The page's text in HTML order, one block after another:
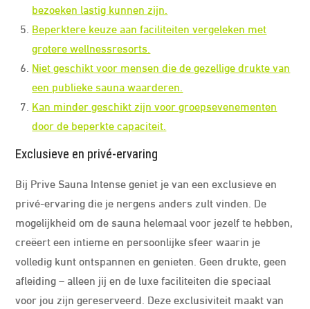
bezoeken lastig kunnen zijn.
Beperktere keuze aan faciliteiten vergeleken met
grotere wellnessresorts.
Niet geschikt voor mensen die de gezellige drukte van
een publieke sauna waarderen.
Kan minder geschikt zijn voor groepsevenementen
door de beperkte capaciteit.
Exclusieve en privé-ervaring
Bij Prive Sauna Intense geniet je van een exclusieve en
privé-ervaring die je nergens anders zult vinden. De
mogelijkheid om de sauna helemaal voor jezelf te hebben,
creëert een intieme en persoonlijke sfeer waarin je
volledig kunt ontspannen en genieten. Geen drukte, geen
afleiding – alleen jij en de luxe faciliteiten die speciaal
voor jou zijn gereserveerd. Deze exclusiviteit maakt van